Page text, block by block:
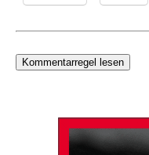
Kommentarregel lesen